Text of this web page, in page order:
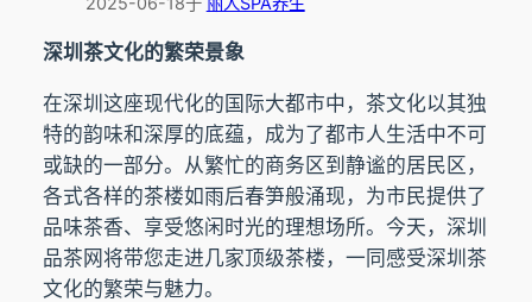
深圳茶文化的繁荣景象
在深圳这座现代化的国际大都市中，茶文化以其独
特的韵味和深厚的底蕴，成为了都市人生活中不可
或缺的一部分。从繁忙的商务区到静谧的居民区，
各式各样的茶楼如雨后春笋般涌现，为市民提供了
品味茶香、享受悠闲时光的理想场所。今天，深圳
品茶网将带您走进几家顶级茶楼，一同感受深圳茶
文化的繁荣与魅力。